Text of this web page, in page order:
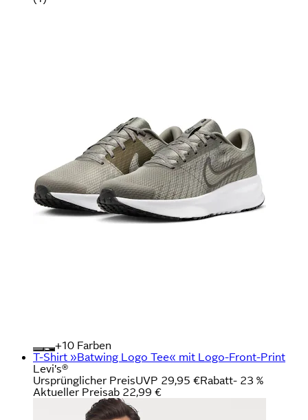
+
Farben
T-Shirt »Batwing Logo Tee« mit Logo-Front-Print
Levi's®
Ursprünglicher PreisUVP 29,95 €Rabatt- 23 %
Aktueller Preisab 22,99 €